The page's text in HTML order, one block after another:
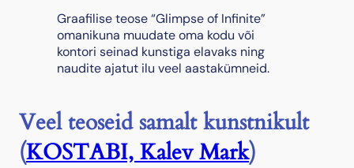
Graafilise teose “Glimpse of Infinite”
omanikuna muudate oma kodu või
kontori seinad kunstiga elavaks ning
naudite ajatut ilu veel aastakümneid.
Veel teoseid samalt kunstnikult
(KOSTABI, Kalev Mark)